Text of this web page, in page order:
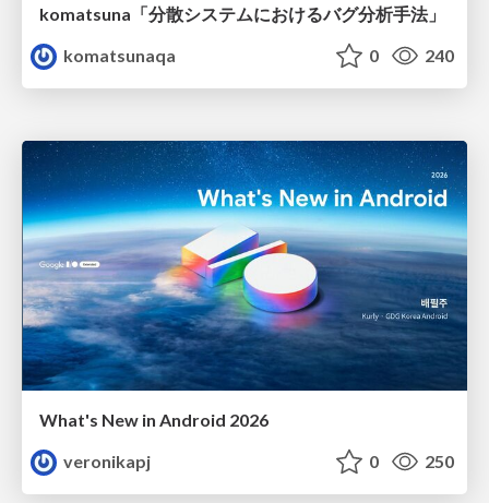
komatsuna「分散システムにおけるバグ分析手法」
komatsunaqa
0 240
What's New in Android 2026
veronikapj
0 250